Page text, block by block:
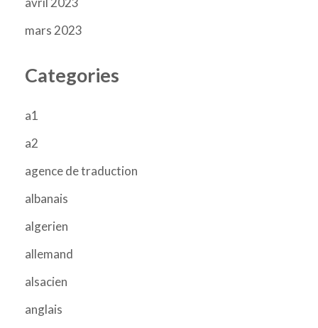
mars 2023
Categories
a1
a2
agence de traduction
albanais
algerien
allemand
alsacien
anglais